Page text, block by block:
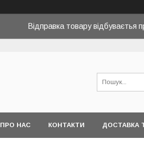
Відправка товару відбуваєтья
ПРО НАС КОНТАКТИ ДОСТАВКА